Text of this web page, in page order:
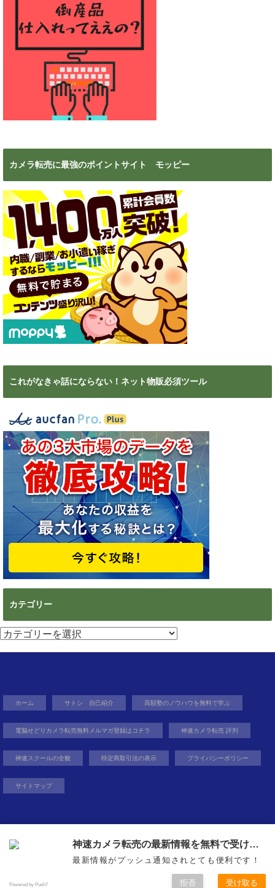
稼ぐ力を身に着け自由を得るという生き方
カメラ転売に最強のポイントサイト モッピー
これがなきゃ話にならない！ネット物販必須ツール
カテゴリー
カ
ホーム サトシ 自己紹介 高額塾のノウハウを無料で学ぶ
電脳せどりカメラ転売無料メルマガ登録はコチラ 神速カメラ転売 評判
神速スクールの全貌 特定商取引法の表示 プライバシーポリシー
サイトマップ
無在庫から億を狙う０円物販, 2014 All Rights Reserved.
購読する
神速カメラ転売の最新情報を無料で受け取ろう
最新情報がプッシュ通知されとても便利です！
Powered by Push7 拒否 受け取る